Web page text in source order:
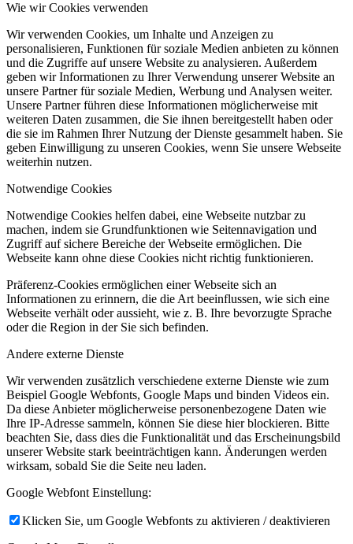
Wie wir Cookies verwenden
Wir verwenden Cookies, um Inhalte und Anzeigen zu
personalisieren, Funktionen für soziale Medien anbieten zu können
und die Zugriffe auf unsere Website zu analysieren. Außerdem
geben wir Informationen zu Ihrer Verwendung unserer Website an
unsere Partner für soziale Medien, Werbung und Analysen weiter.
Unsere Partner führen diese Informationen möglicherweise mit
weiteren Daten zusammen, die Sie ihnen bereitgestellt haben oder
die sie im Rahmen Ihrer Nutzung der Dienste gesammelt haben. Sie
geben Einwilligung zu unseren Cookies, wenn Sie unsere Webseite
weiterhin nutzen.
Notwendige Cookies
Notwendige Cookies helfen dabei, eine Webseite nutzbar zu
machen, indem sie Grundfunktionen wie Seitennavigation und
Zugriff auf sichere Bereiche der Webseite ermöglichen. Die
Webseite kann ohne diese Cookies nicht richtig funktionieren.
Präferenz-Cookies ermöglichen einer Webseite sich an
Informationen zu erinnern, die die Art beeinflussen, wie sich eine
Webseite verhält oder aussieht, wie z. B. Ihre bevorzugte Sprache
oder die Region in der Sie sich befinden.
Andere externe Dienste
Wir verwenden zusätzlich verschiedene externe Dienste wie zum
Beispiel Google Webfonts, Google Maps und binden Videos ein.
Da diese Anbieter möglicherweise personenbezogene Daten wie
Ihre IP-Adresse sammeln, können Sie diese hier blockieren. Bitte
beachten Sie, dass dies die Funktionalität und das Erscheinungsbild
unserer Website stark beeinträchtigen kann. Änderungen werden
wirksam, sobald Sie die Seite neu laden.
Google Webfont Einstellung:
Klicken Sie, um Google Webfonts zu aktivieren / deaktivieren